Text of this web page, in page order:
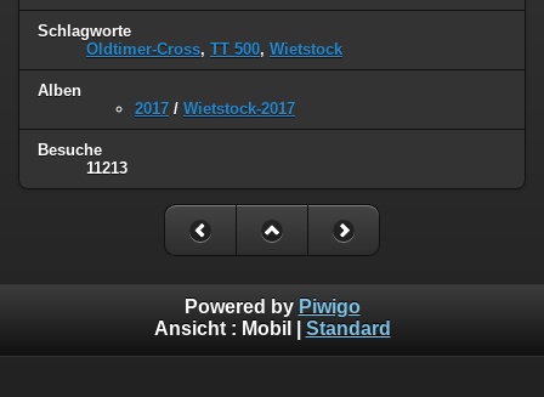
Schlagworte
Oldtimer-Cross, TT 500, Wietstock
Alben
2017 / Wietstock-2017
Besuche
11213
Powered by Piwigo
Ansicht : Mobil Standard